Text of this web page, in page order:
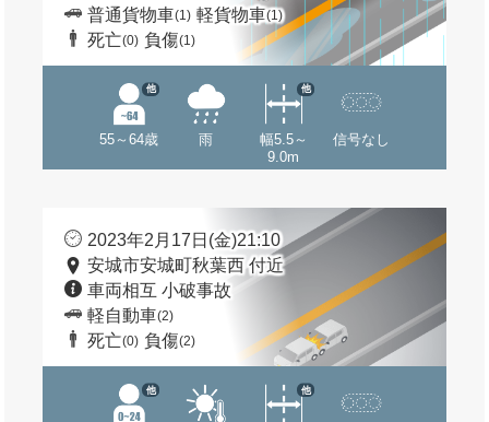
普通貨物車(1) 軽貨物車(1)
死亡(0) 負傷(1)
55～64歳
他
雨
幅5.5～
9.0m
他
信号なし
2023年2月17日(金)21:10
安城市安城町秋葉西 付近
車両相互 小破事故
軽自動車(2)
死亡(0) 負傷(2)
他 他